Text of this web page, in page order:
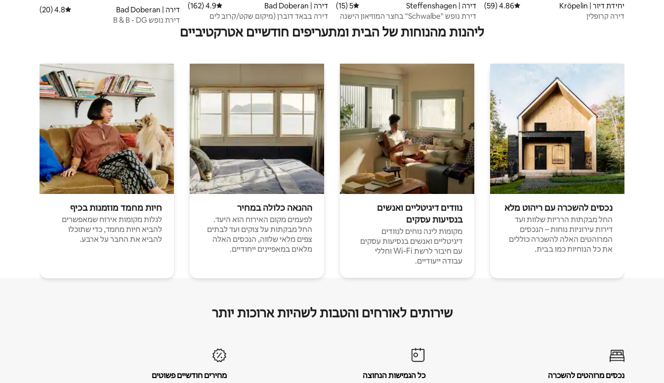
יחידת דיור | Kröpelin דירוג ממוצע של 4.86 מתוך 5, 59 ביקורות
4.86 (59)
דירה קרופלין
דירה | Steffenshagen דירוג ממוצע של 5 מתוך 5, 15 ביקורות
5 (15)
דירת נופש "Schwalbe" בחצר המוזיאון הישנה
דירה | Bad Doberan דירוג ממוצע של 4.9 מתוך 5, 162 ביקורות
4.9 (162)
דירה בבאד דוברן (מיקום שקט/קרוב לים
דירה | Bad Doberan דירוג ממוצע של 4.8 מתוך 5, 20 ביקורות
4.8 (20)
דירת נופש B & B - DG
ליהנות מהנוחות של הבית ומתעריפים חודשיים אטרקטיביים
נכסים להשכרה עם ריהוט מלא
החל מבקתות הרריות שלוות ועד
דירות עירוניות נוחות – הנכסים
המרוהטים האלה להשכרה כוללים
את כל הנוחיות כמו בבית.
נוודים דיגיטליים ואנשים
בנסיעות עסקים
מקומות לינה נוחים לנוודים
דיגיטליים ואנשים בנסיעות עסקים
עם חיבור לרשת Wi-Fi וחללי
עבודה ייעודיים.
ההנאה כלולה במחיר
לפעמים מקום האירוח הוא היעד.
החל מבקתות על צוקים ועד לבתים
צפים מלאי שלווה, הנכסים האלה
מלאים במאפיינים ייחודיים.
חיות מחמד מוזמנות בכיף
לגלות מקומות אירוח שמאפשרים
להביא חיות מחמד, כדי שתוכלו
להביא את החבר על ארבע.
שירותים לאורחים והטבות לשהיות ארוכות יותר
נכסים מרוהטים להשכרה
כל הגמישות הנחוצה
מחירים חודשיים פשוטים